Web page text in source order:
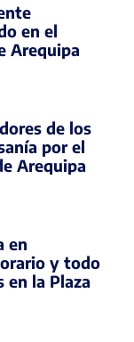
en el
Arequipa
de los
por el
Arequipa
en
y todo
en la Plaza